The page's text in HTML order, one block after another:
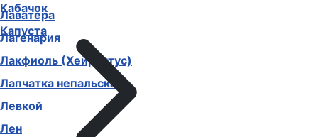
Лаватера
Лагенария
Лакфиоль (Хейрантус)
Лапчатка непальская
Левкой
Лен
Кабачок
Капуста